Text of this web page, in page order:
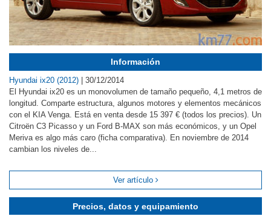
Precios, datos y equipamiento
Información
Hyundai ix20 (2012)
30/12/2014
El Hyundai ix20 es un monovolumen de tamaño pequeño, 4,1 metros de
longitud. Comparte estructura, algunos motores y elementos mecánicos
con el KIA Venga. Está en venta desde 15 397 € (todos los precios). Un
Citroën C3 Picasso y un Ford B-MAX son más económicos, y un Opel
Meriva es algo más caro (ficha comparativa). En noviembre de 2014
cambian los niveles de...
Ver artículo